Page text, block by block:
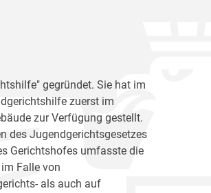
gegründet. Sie hat im
zuerst im
zur Verfügung gestellt.
des Jugendgerichtsgesetzes
Gerichtshofes umfasste die
Falle von
als auch auf